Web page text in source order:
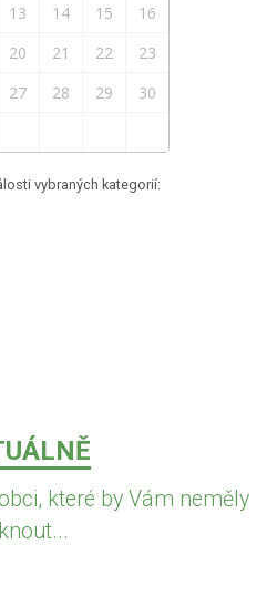
13 14 15
16
20 21 22
23
27 28 29
30
vybraných kategorií:
které by Vám neměly